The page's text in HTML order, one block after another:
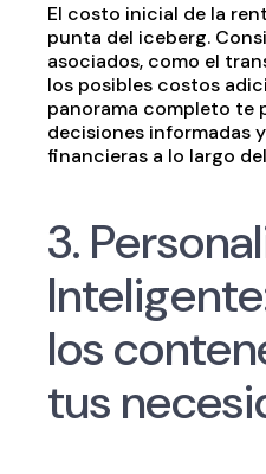
El costo inicial de la
punta del iceberg.
asociados, como el
los posibles costos
panorama completo te
decisiones informadas
financieras a lo largo
3.
los
tus